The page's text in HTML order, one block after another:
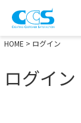
画像処理用の製品検索
HOME > ログイン
ログイン